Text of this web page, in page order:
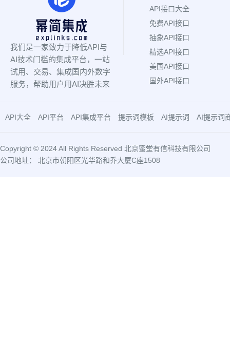
我们是一家致力于降低API与
AI技术门槛的集成平台，一站
试用、交易、集成国内外数字
服务，帮助用户用AI决胜未来
API接口大全
免费API接口
抽象API接口
精选API接口
美国API接口
国外API接口
API大全 API平台 API集成平台 提示词模板 AI提示词 AI提示词
Copyright © 2024 All Rights Reserved 北京蜜堂有信科技有限公司
公司地址： 北京市朝阳区光华路和乔大厦C座1508